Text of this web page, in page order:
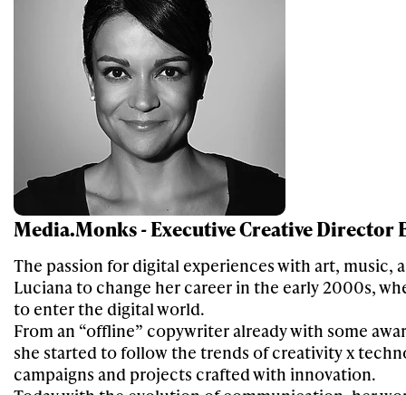
Media.Monks - Executive Creative Director
The passion for digital experiences with art, music,
Luciana to change her career in the early 2000s,
to enter the digital world.
From an “offline” copywriter already with some
she started to follow the trends of creativity x
campaigns and projects crafted with innovation.